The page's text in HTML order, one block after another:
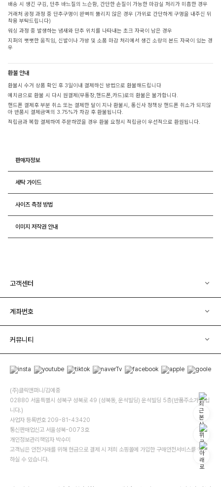
배송 시 생긴 구김, 단추 바느질의 느슨함, 간단한 손질이 가능한 마감실 처리가 미흡한 경우
거래처 공정 과정 중 단추구멍이 완벽히 뚫리지 않은 경우 (가위로 간단하게 구멍을 내주신 뒤
착용 부탁드립니다)
워싱 과정 중 발생하는 냄새와 단추 위치를 나타내는 초크 자국이 남은 경우
지퍼의 뻣뻣한 움직임, 신발이나 가방 및 소품 마감 처리에서 생긴 소량의 본드 자국이 있는 경
우
환불 안내
환불시 수거 상품 확인 후 3일이내 결제하신 방법으로 환불해드립니다
예치금으로 환불 시 다시 원결제(무통장,핸드폰,카드)로의 환불은 불가합니다.
핸드폰 결제후 부분 취소 또는 결제한 달이 지나 환불시, 통신사 정책상 핸드폰 취소가 되지않
아 반품시 결제금액의 3.75%가 차감 후 환불됩니다.
적립금과 복합 결제하여 주문하였을 경우 환불 요청시 적립금이 우선적으로 환원됩니다.
판매자정보
세탁 가이드
사이즈 측정 방법
이미지 저작권 안내
고객센터
계좌번호
커뮤니티
(주)클릭앤퍼니/김예중
02880 서울특별시 성북구 성북로 49 (성북동, 운석빌딩) 운석빌딩 5층(반품주소가 아닙
니다.)
사업자 등록번호 209-81-43420
통신판매업신고 서울성북-0073호
개인정보관리책임자 박수미
고객님은 안전거래를 위해 현금으로 결제 시 저희 소핑몰에 가입한 구매안전서비스를 이용
하실 수 있습니다.